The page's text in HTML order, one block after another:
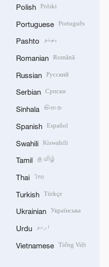
Polish Polski
Portuguese Português
Pashto پښتو
Romanian Română
Russian Русский
Serbian Српски
Sinhala සිංහල
Spanish Español
Swahili Kiswahili
Tamil தமிழ்
Thai ไทย
Turkish Türkçe
Ukrainian Українська
Urdu اردو
Vietnamese Tiếng Việt